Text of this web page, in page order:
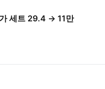
세트 29.4 -> 11만